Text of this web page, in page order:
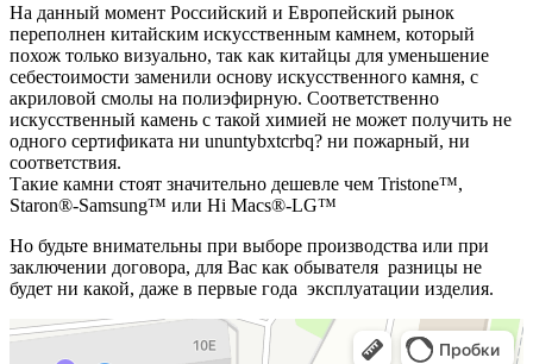
На данный момент Российский и Европейский рынок
переполнен китайским искусственным камнем, который
похож только визуально, так как китайцы для уменьшение
себестоимости заменили основу искусственного камня, с
акриловой смолы на полиэфирную. Соответственно
искусственный камень с такой химией не может получить не
одного сертификата ни ununtybxtcrbq? ни пожарный, ни
соответствия.
Такие камни стоят значительно дешевле чем Tristone™,
Staron®-Samsung™ или Hi Macs®-LG™
Но будьте внимательны при выборе производства или при
заключении договора, для Вас как обывателя разницы не
будет ни какой, даже в первые года эксплуатации изделия.